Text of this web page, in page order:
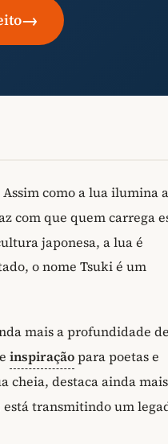
→
como a lua ilumina
com que quem carrega
japonesa, a lua é
o nome Tsuki é um
mais a profundidade
inspiraçãopara poetas e
cheia, destaca ainda
está transmitindo um